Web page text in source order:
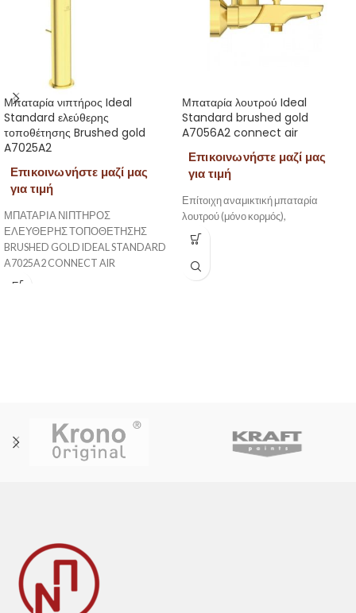
Μπαταρία νιπτήρος Ideal
Standard ελεύθερης
τοποθέτησης Brushed gold
A7025A2
Επικοινωνήστε μαζί μας
για τιμή
ΜΠΑΤΑΡΙΑ ΝΙΠΤΗΡΟΣ
ΕΛΕΥΘΕΡΗΣ ΤΟΠΟΘΕΤΗΣΗΣ
BRUSHED GOLD IDEAL STANDARD
A7025A2 CONNECT AIR
Μπαταρία λουτρού Ideal
Standard brushed gold
A7056A2 connect air
Επικοινωνήστε μαζί μας
για τιμή
Επίτοιχη αναμικτική μπαταρία
λουτρού (μόνο κορμός),